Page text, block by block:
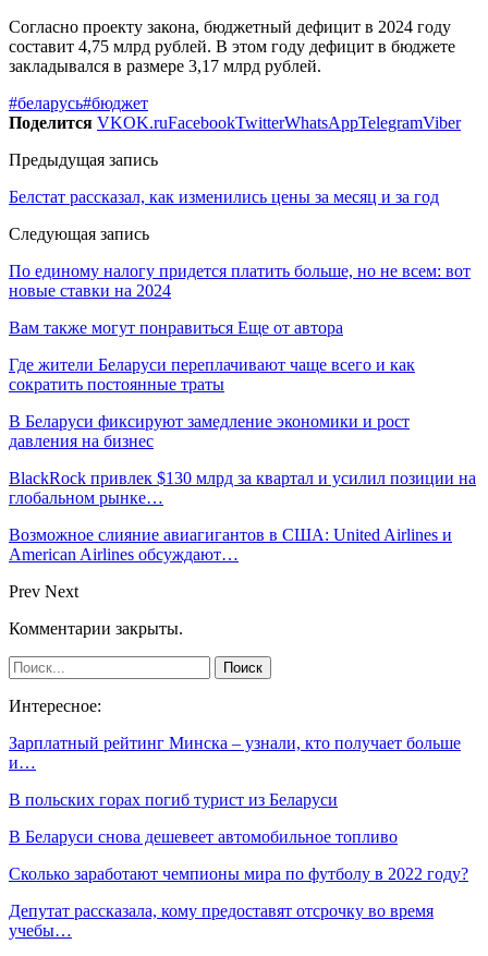
Согласно проекту закона, бюджетный дефицит в 2024 году
составит 4,75 млрд рублей. В этом году дефицит в бюджете
закладывался в размере 3,17 млрд рублей.
#беларусь#бюджет
Поделится VKOK.ruFacebookTwitterWhatsAppTelegramViber
Предыдущая запись
Белстат рассказал, как изменились цены за месяц и за год
Следующая запись
По единому налогу придется платить больше, но не всем: вот
новые ставки на 2024
Вам также могут понравиться Еще от автора
Где жители Беларуси переплачивают чаще всего и как
сократить постоянные траты
В Беларуси фиксируют замедление экономики и рост
давления на бизнес
BlackRock привлек $130 млрд за квартал и усилил позиции на
глобальном рынке…
Возможное слияние авиагигантов в США: United Airlines и
American Airlines обсуждают…
Prev Next
Комментарии закрыты.
Интересное:
Зарплатный рейтинг Минска – узнали, кто получает больше
и…
В польских горах погиб турист из Беларуси
В Беларуси снова дешевеет автомобильное топливо
Сколько заработают чемпионы мира по футболу в 2022 году?
Депутат рассказала, кому предоставят отсрочку во время
учебы…